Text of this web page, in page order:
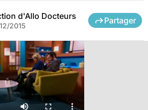
d'Allo Docteurs
2015
Partager